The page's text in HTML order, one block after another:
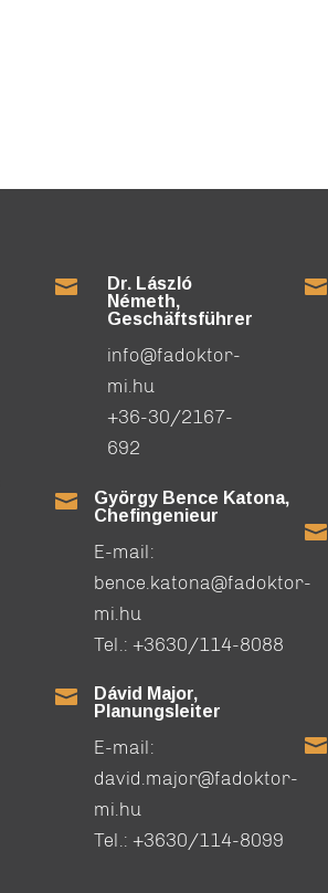

Dr. László
Németh,
Geschäftsführer
info@fadoktor-
mi.hu
+36-30/2167-
692

György Bence Katona,
Chefingenieur
E-mail:
bence.katona@fadoktor-
mi.hu
Tel.: +3630/114-8088

Dávid Major,
Planungsleiter
E-mail:
david.major@fadoktor-
mi.hu
Tel.: +3630/114-8099


